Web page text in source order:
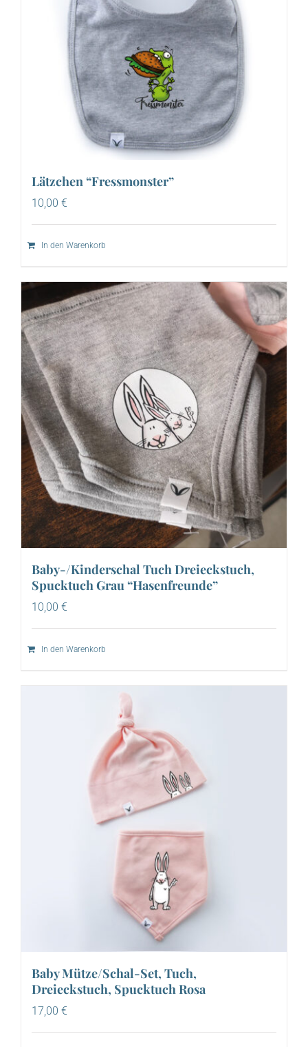
Lätzchen “Fressmonster”
10,00 €
In den Warenkorb
Baby-/Kinderschal Tuch Dreieckstuch,
Spucktuch Grau “Hasenfreunde”
10,00 €
In den Warenkorb
Baby Mütze/Schal-Set, Tuch,
Dreieckstuch, Spucktuch Rosa
17,00 €